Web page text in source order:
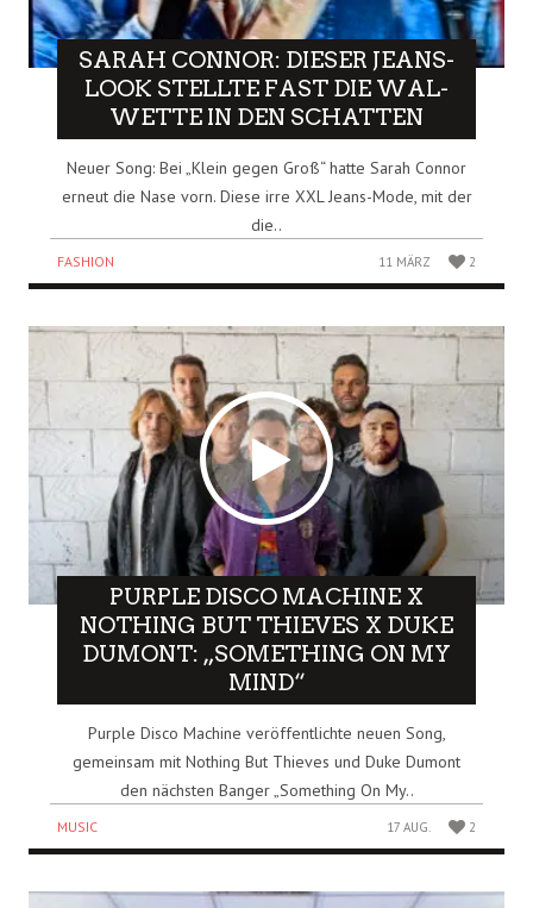
SARAH CONNOR: DIESER JEANS-
LOOK STELLTE FAST DIE WAL-
WETTE IN DEN SCHATTEN
Neuer Song: Bei „Klein gegen Groß“ hatte Sarah Connor
erneut die Nase vorn. Diese irre XXL Jeans-Mode, mit der
die..
FASHION 11 MÄRZ 2
PURPLE DISCO MACHINE X
NOTHING BUT THIEVES X DUKE
DUMONT: „SOMETHING ON MY
MIND“
Purple Disco Machine veröffentlichte neuen Song,
gemeinsam mit Nothing But Thieves und Duke Dumont
den nächsten Banger „Something On My..
MUSIC 17 AUG. 2